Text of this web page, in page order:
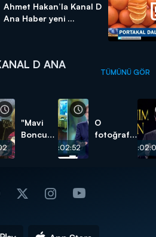
Ahmet Hakan’la Kanal D
Ana Haber yeni ...
D ANA
TÜMÜNÜ GÖR
"Mavi
Boncuk"
00:02:52
O
fotoğrafın